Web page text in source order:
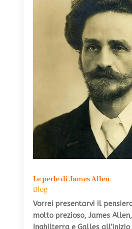
Le perle di James Allen
Blog
Vorrei presentarvi il
molto prezioso, James